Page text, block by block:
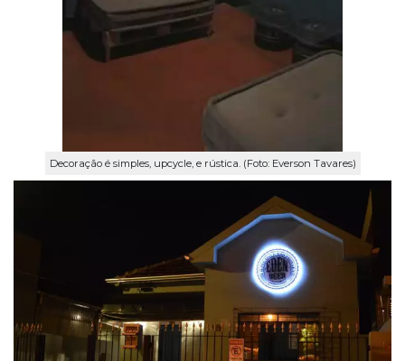
Decoração é simples, upcycle, e rústica. (Foto: Everson Tavares)